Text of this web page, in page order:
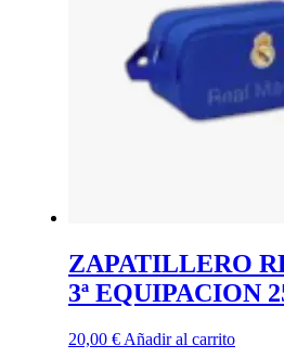
ZAPATILLERO
3ª EQUIPACION
20,00 € Añadir al carrito